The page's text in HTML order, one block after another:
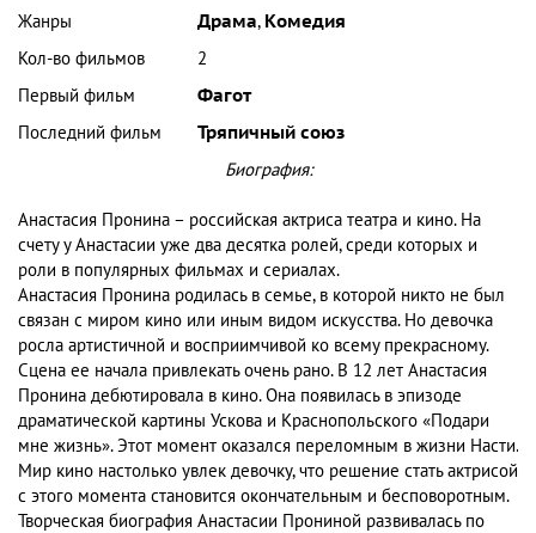
Жанры
Драма, Комедия
Кол-во фильмов
2
Первый фильм
Фагот
Последний фильм
Тряпичный союз
Биография:
Анастасия Пронина – российская актриса театра и кино. На
счету у Анастасии уже два десятка ролей, среди которых и
роли в популярных фильмах и сериалах.
Анастасия Пронина родилась в семье, в которой никто не был
связан с миром кино или иным видом искусства. Но девочка
росла артистичной и восприимчивой ко всему прекрасному.
Сцена ее начала привлекать очень рано. В 12 лет Анастасия
Пронина дебютировала в кино. Она появилась в эпизоде
драматической картины Ускова и Краснопольского «Подари
мне жизнь». Этот момент оказался переломным в жизни Насти.
Мир кино настолько увлек девочку, что решение стать актрисой
с этого момента становится окончательным и бесповоротным.
Творческая биография Анастасии Прониной развивалась по